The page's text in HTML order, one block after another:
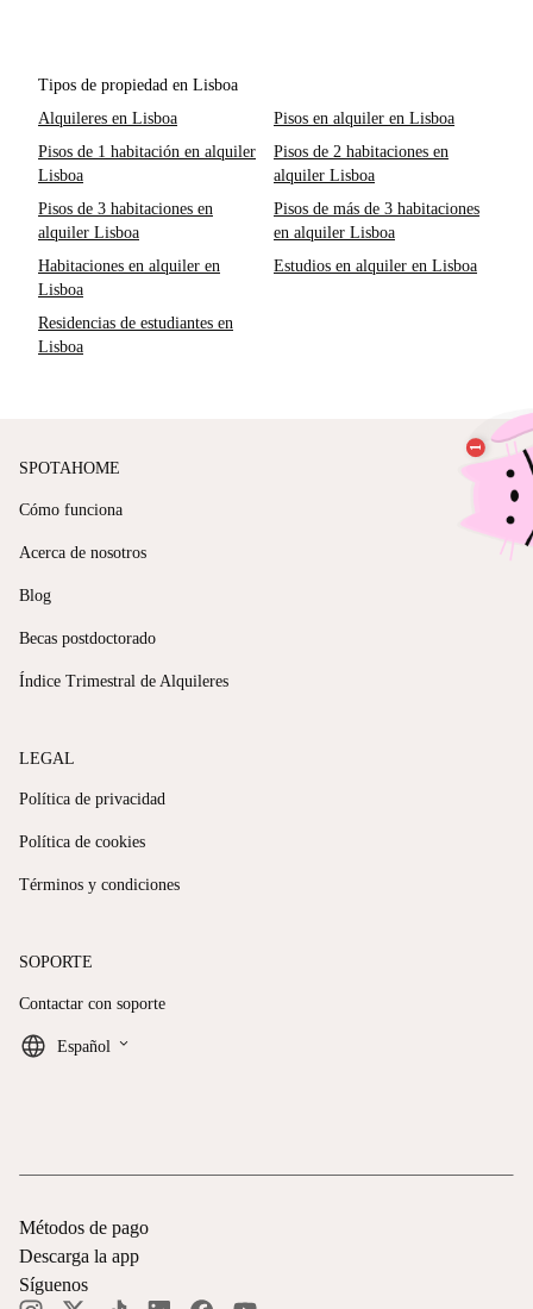
Tipos de propiedad en Lisboa
Alquileres en Lisboa
Pisos en alquiler en Lisboa
Pisos de 1 habitación en alquiler
Lisboa
Pisos de 2 habitaciones en
alquiler Lisboa
Pisos de 3 habitaciones en
alquiler Lisboa
Pisos de más de 3 habitaciones
en alquiler Lisboa
Habitaciones en alquiler en
Lisboa
Estudios en alquiler en Lisboa
Residencias de estudiantes en
Lisboa
SPOTAHOME
Cómo funciona
Acerca de nosotros
Blog
Becas postdoctorado
Índice Trimestral de Alquileres
LEGAL
Política de privacidad
Política de cookies
Términos y condiciones
SOPORTE
Contactar con soporte
Español keyboard_arrow_down
Métodos de pago
Descarga la app
Síguenos